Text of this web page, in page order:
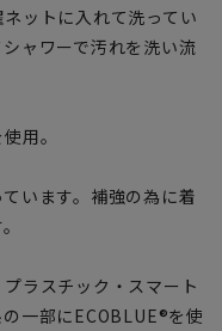
ットに入れて洗ってい
ャワーで汚れを洗い流
用。
います。補強の為に着
ラスチック・スマート
一部にECOBLUE®を使